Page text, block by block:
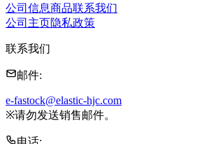
公司信息商品联系我们
公司主页隐私政策
联系我们
邮件:
e-fastock@elastic-hjc.com
※请勿发送销售邮件。
电话: